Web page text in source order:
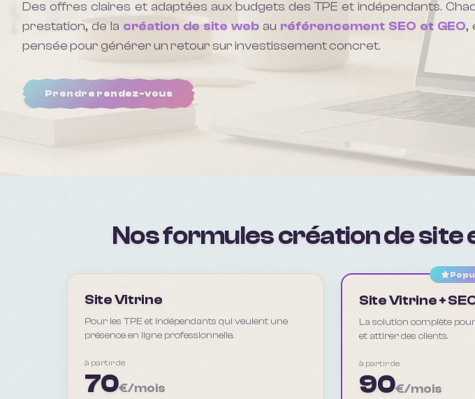
Des offres claires et adaptées aux budgets des TPE et indépendants.
prestation, de la création de site web au référencement SEO et GEO,
pensée pour générer un retour sur investissement concret.
Prendre rendez-vous
Nos formules création de site
Site Vitrine
Pour les TPE et indépendants qui veulent une
présence en ligne professionnelle.
à partir de
70€/mois
Site Vitrine +
La solution complète
et attirer des clients.
à partir de
90€/mois